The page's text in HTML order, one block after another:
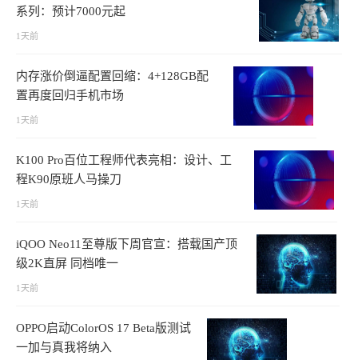
系列：预计7000元起
1天前
内存涨价倒逼配置回缩：4+128GB配
置再度回归手机市场
1天前
K100 Pro百位工程师代表亮相：设计、工
程K90原班人马操刀
1天前
iQOO Neo11至尊版下周官宣：搭载国产顶
级2K直屏 同档唯一
1天前
OPPO启动ColorOS 17 Beta版测试
一加与真我将纳入